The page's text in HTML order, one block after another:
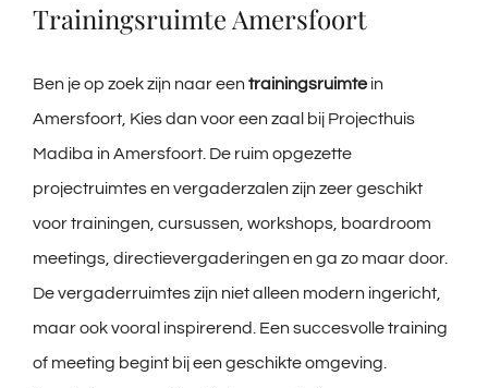
Trainingsruimte Amersfoort
Ben je op zoek zijn naar een trainingsruimtein
Amersfoort, Kies dan voor een zaal bij Projecthuis
Madiba in Amersfoort. De ruim opgezette
projectruimtes en vergaderzalen zijn zeer geschikt
voor trainingen, cursussen, workshops, boardroom
meetings, directievergaderingen en ga zo maar door.
De vergaderruimtes zijn niet alleen modern ingericht,
maar ook vooral inspirerend. Een succesvolle training
of meeting begint bij een geschikte omgeving.